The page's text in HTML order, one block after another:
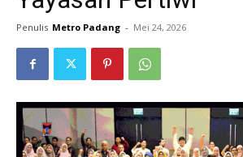
Penulis Metro Padang - Mei 24, 2026